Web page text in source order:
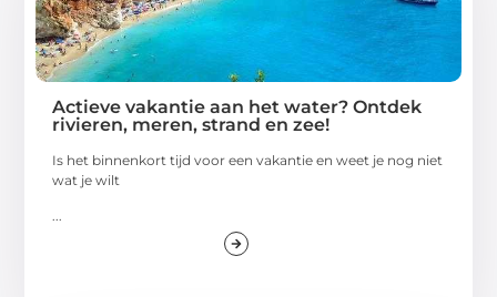
Actieve vakantie aan het water? Ontdek
rivieren, meren, strand en zee!
Is het binnenkort tijd voor een vakantie en weet je nog niet
wat je wilt
...